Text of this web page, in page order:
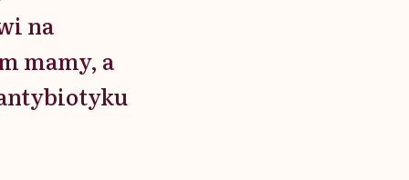
na
mamy, a